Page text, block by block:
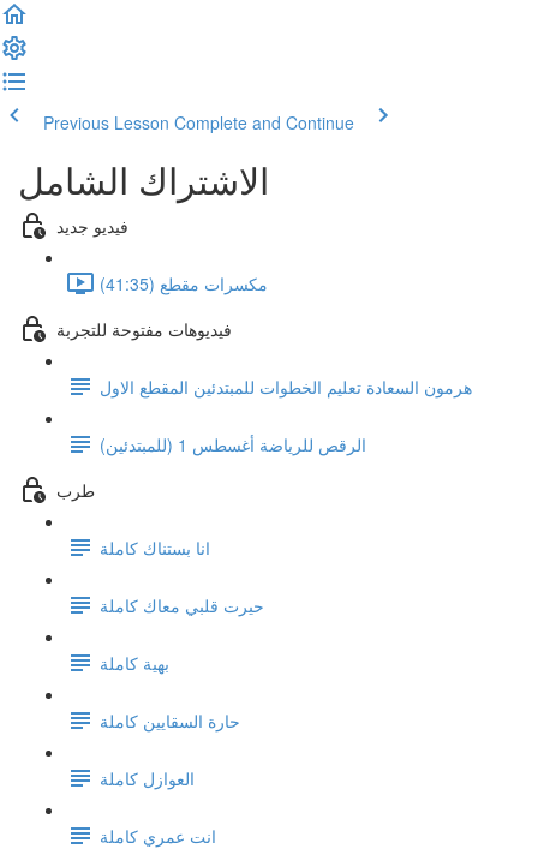
Previous Lesson Complete and Continue
الاشتراك الشامل
فيديو جديد
مكسرات مقطع (41:35)
فيديوهات مفتوحة للتجربة
هرمون السعادة تعليم الخطوات للمبتدئين المقطع الاول
الرقص للرياضة أغسطس 1 (للمبتدئين)
طرب
انا بستناك كاملة
حيرت قلبي معاك كاملة
بهية كاملة
حارة السقايين كاملة
العوازل كاملة
انت عمري كاملة